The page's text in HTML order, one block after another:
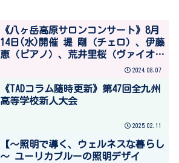
《八ヶ岳高原サロンコンサート》8月
14日(水)開催 堤 剛（チェロ）、伊藤
恵（ピアノ）、荒井里桜（ヴァイオリ
2024.08.07
《TADコラム随時更新》第47回全九州
高等学校新人大会
2025.02.11
【～照明で導く、ウェルネスな暮らし
～ ユーリカブルーの照明デザイ